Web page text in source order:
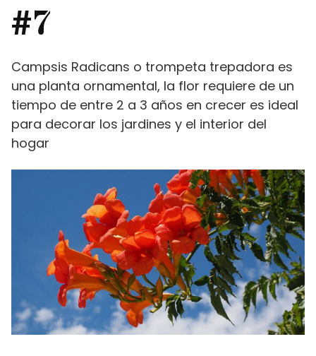
#7
Campsis Radicans o trompeta trepadora es
una planta ornamental, la flor requiere de un
tiempo de entre 2 a 3 años en crecer es ideal
para decorar los jardines y el interior del
hogar